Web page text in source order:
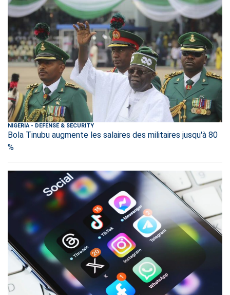
NIGERIA- DEFENSE & SECURITY
Bola Tinubu augmente les salaires des militaires jusqu'à 80
%